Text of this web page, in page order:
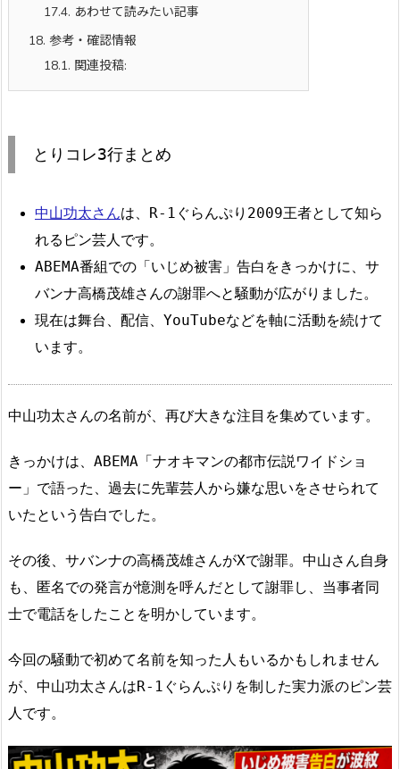
17.4. あわせて読みたい記事
18. 参考・確認情報
18.1. 関連投稿:
とりコレ3行まとめ
中山功太さんは、R-1ぐらんぷり2009王者として知ら
れるピン芸人です。
ABEMA番組での「いじめ被害」告白をきっかけに、サ
バンナ高橋茂雄さんの謝罪へと騒動が広がりました。
現在は舞台、配信、YouTubeなどを軸に活動を続けて
います。
中山功太さんの名前が、再び大きな注目を集めています。
きっかけは、ABEMA「ナオキマンの都市伝説ワイドショ
ー」で語った、過去に先輩芸人から嫌な思いをさせられて
いたという告白でした。
その後、サバンナの高橋茂雄さんがXで謝罪。中山さん自身
も、匿名での発言が憶測を呼んだとして謝罪し、当事者同
士で電話をしたことを明かしています。
今回の騒動で初めて名前を知った人もいるかもしれません
が、中山功太さんはR-1ぐらんぷりを制した実力派のピン芸
人です。